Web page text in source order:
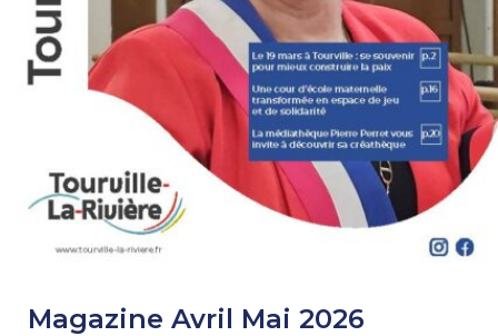
Magazine Avril Mai 2026